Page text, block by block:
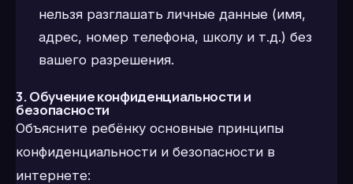
нельзя разглашать личные данные (имя,
адрес, номер телефона, школу и т.д.) без
вашего разрешения.
3. Обучение конфиденциальности и
безопасности
Объясните ребёнку основные принципы
конфиденциальности и безопасности в
интернете: